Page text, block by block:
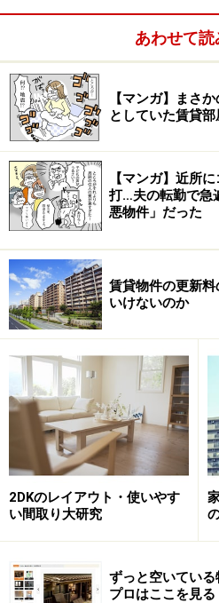
「この工法にすると梁が床下
から下まで窓にすることがで
イサッシを使って採光性・通
です。加藤さん、部屋の中も
と前出の藤澤さん。
※記事内容は執筆時点のものです。
い。
あわせて読
【マンガ】まさ
としていた賃貸
【マンガ】近所
打…夫の転勤で急
悪物件」だった
賃貸物件の更新
いけないのか
2DKのレイアウト・使いやす
い間取り大研究
ずっと空いてい
プロはここを見る